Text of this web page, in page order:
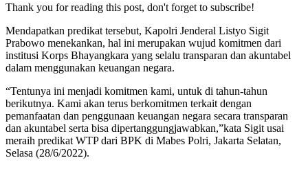
Thank you for reading this post, don't forget to subscribe!
Mendapatkan predikat tersebut, Kapolri Jenderal Listyo Sigit
Prabowo menekankan, hal ini merupakan wujud komitmen dari
institusi Korps Bhayangkara yang selalu transparan dan akuntabel
dalam menggunakan keuangan negara.
“Tentunya ini menjadi komitmen kami, untuk di tahun-tahun
berikutnya. Kami akan terus berkomitmen terkait dengan
pemanfaatan dan penggunaan keuangan negara secara transparan
dan akuntabel serta bisa dipertanggungjawabkan,”kata Sigit usai
meraih predikat WTP dari BPK di Mabes Polri, Jakarta Selatan,
Selasa (28/6/2022).